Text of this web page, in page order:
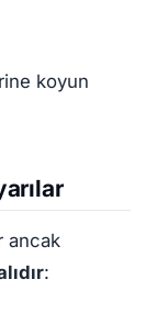
koyun
ancak
: